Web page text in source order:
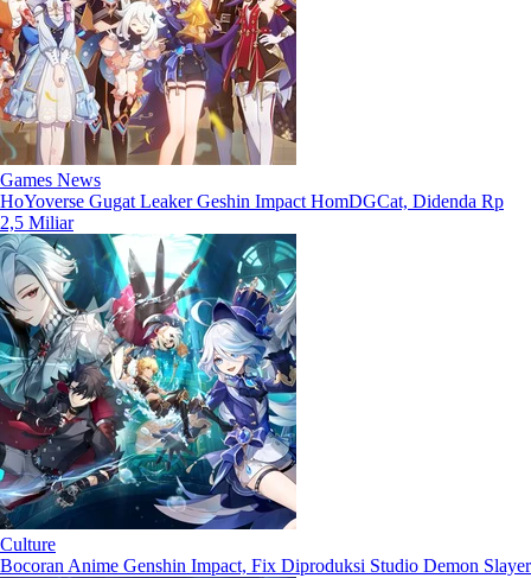
Games News
HoYoverse Gugat Leaker Geshin Impact HomDGCat, Didenda Rp
2,5 Miliar
Culture
Bocoran Anime Genshin Impact, Fix Diproduksi Studio Demon Slayer